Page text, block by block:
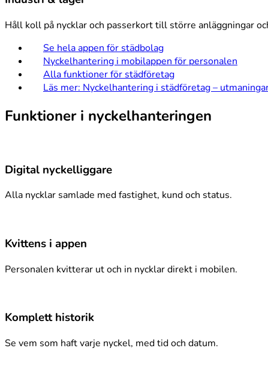
Håll koll på nycklar och passerkort till större anläggningar
Se hela appen för städbolag
Nyckelhantering i mobilappen för personalen
Alla funktioner för städföretag
Läs mer: Nyckelhantering i städföretag –
Funktioner i nyckelhanteringen
Digital nyckelliggare
Alla nycklar samlade med fastighet, kund och status.
Kvittens i appen
Personalen kvitterar ut och in nycklar direkt i mobilen.
Komplett historik
Se vem som haft varje nyckel, med tid och datum.